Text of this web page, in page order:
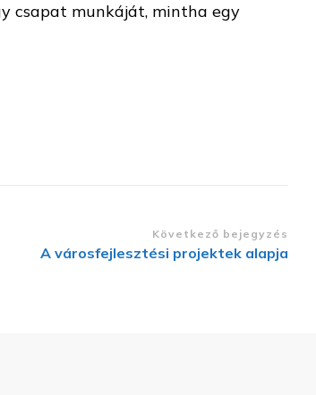
csapat munkáját, mintha egy
Következő bejegyzés
A városfejlesztési projektek alapja